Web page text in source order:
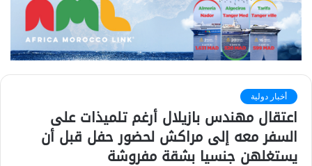
أخبار دولية
اعتقال مهندس بازيلال أرغم تلميذات على
السفر معه إلى مراكش لحضور حفل قبل أن
يستغلهن جنسيا بشقة مفروشة